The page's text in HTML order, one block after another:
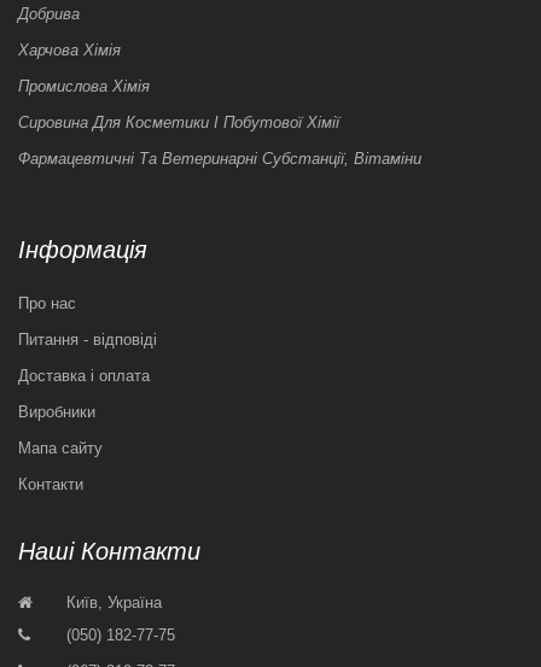
Добрива
Харчова Хімія
Промислова Хімія
Сировина Для Косметики І Побутової Хімії
Фармацевтичні Та Ветеринарні Субстанції, Вітаміни
Інформація
Про нас
Питання - відповіді
Доставка і оплата
Виробники
Мапа сайту
Контакти
Наші Контакти
Київ, Україна
(050) 182-77-75